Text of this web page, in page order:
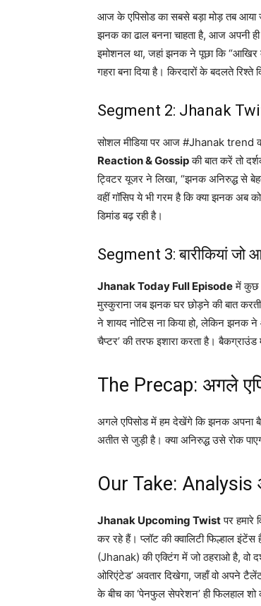
आज के एपिसोड का सबसे बड़ा मोड़ तब
झनक का ढाल बनना चाहता है, आज अपनी ही
इमोशनल था, जहां झनक ने पूछा कि “आखिर
गहरा बना दिया है। किरदारों के बदलते रिश्ते
Segment 2: Jhanak
सोशल मीडिया पर आज #Jhanak trend
Reaction & Gossipकी बात करें तो
ट्विटर यूजर ने लिखा, “झनक अनिरुद्ध से
वहीं गॉसिप ये भी गरम है कि क्या झनक अब
डिमांड बढ़ रही है।
Segment 3: बारीकियां जो
Jhanak Today Full Episodeमें कुछ
मुस्कुराना जब झनक घर छोड़ने की बात
ने शायद नोटिस ना किया हो, लेकिन झनक ने
चैप्टर’ की तरफ इशारा करता है। बैकग्राउंड
The Precap: अगले
अगले एपिसोड में हम देखेंगे कि झनक अपना
अतीत से जुड़ी है। क्या अनिरुद्ध उसे रोक
Our Take:
Jhanak Upcoming Twistपर हमारे
कर रहे हैं। प्लॉट की क्वालिटी फिल्हाल
(Jhanak) की एक्टिंग में जो ठहराओ है, वो
ओरिएंटेड’ अवतार दिखेगा, जहाँ वो अपने
के बीच का ‘पेनफुल सेपरेशन’ ही फिलहाल